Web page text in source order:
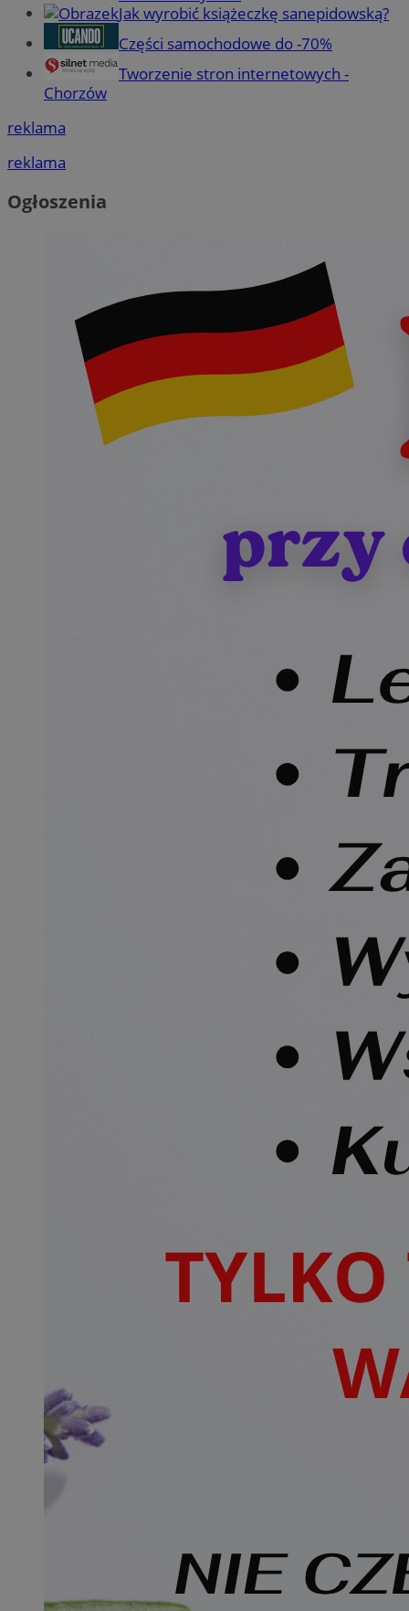
Jak wyrobić książeczkę sanepidowską?
Części samochodowe do -70%
Tworzenie stron internetowych -
Chorzów
reklama
reklama
Ogłoszenia